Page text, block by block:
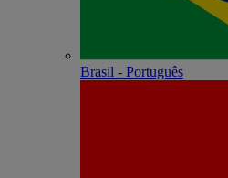
Brasil - Português